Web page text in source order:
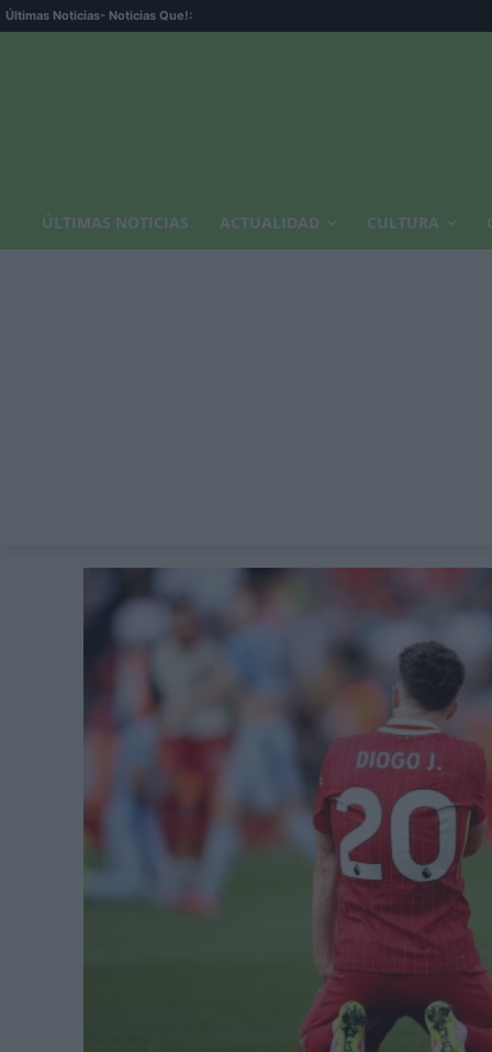
Últimas Noticias- Noticias Que!:
ÚLTIMAS NOTICIAS ACTUALIDAD CULTURA